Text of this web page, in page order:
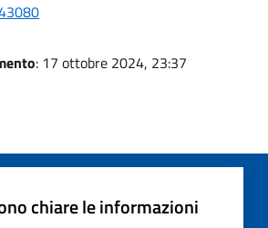
: 17 ottobre 2024, 23:37
chiare le informazioni